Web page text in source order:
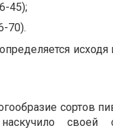
45);
70).
исходя
сортов
наскучило своей